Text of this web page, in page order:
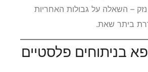
– השאלה על גבולות האחריות
ביתר שאת.
בניתוחים פלסטיים